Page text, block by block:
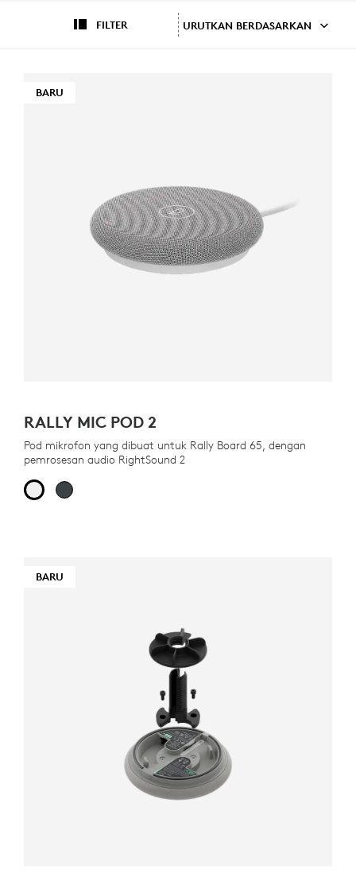
FILTER URUTKAN BERDASARKAN
BARU
RALLY MIC POD 2
Pod mikrofon yang dibuat untuk Rally Board 65, dengan
pemrosesan audio RightSound 2
BARU